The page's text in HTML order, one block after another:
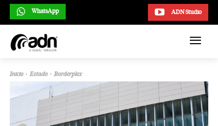
ADN Studio
WhatsApp
Inicio Estado Borderplex